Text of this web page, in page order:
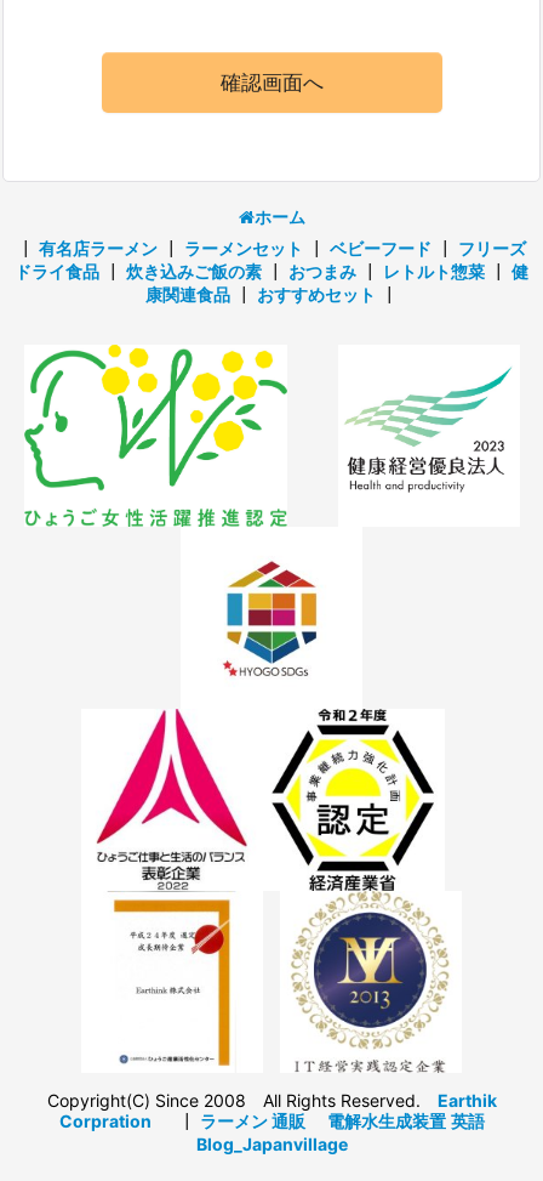
確認画面へ
ホーム
有名店ラーメン ラーメンセット ベビーフード
フリーズ
ドライ食品
炊き込みご飯の素 おつまみ レトルト惣菜
健
康関連食品
おすすめセット
Copyright(C) Since 2008 All Rights Reserved. Earthik
Corpration
ラーメン 通販 電解水生成装置 英語
Blog_Japanvillage